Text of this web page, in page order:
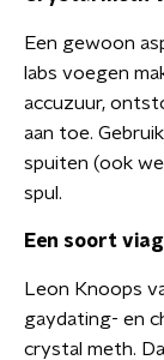
Een gewoon
labs voegen
accuzuur,
aan toe.
spuiten (ook
spul.
Een soort
Leon Knoops
gaydating- en
crystal meth.